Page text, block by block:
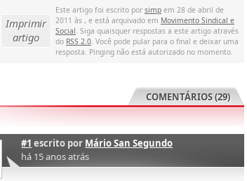
Imprimir
artigo
Este artigo foi escrito por simp em 28 de abril de
2011 às , e está arquivado em Movimento Sindical e
Social. Siga quaisquer respostas a este artigo através
do RSS 2.0. Você pode pular para o final e deixar uma
resposta. Pinging não está autorizado no momento.
COMENTÁRIOS (29)
#1 escrito por Mário San Segundo
há 15 anos atrás